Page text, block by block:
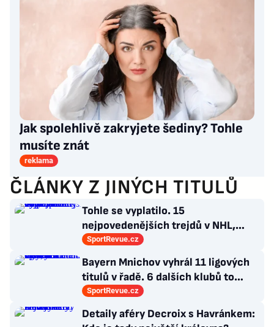
Jak spolehlivě zakryjete šediny? Tohle
musíte znát
reklama
ČLÁNKY Z JINÝCH TITULŮ
Tohle se vyplatilo. 15
nejpovedenějších trejdů v NHL,
které byly upečeny na poslední
SportRevue.cz
Bayern Mnichov vyhrál 11 ligových
titulů v řadě. 6 dalších klubů to
zvládlo také, některé i víckrát
SportRevue.cz
Detaily aféry Decroix s Havránkem: